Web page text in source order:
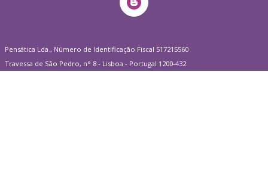
Pensática Lda., Número de Identificação Fiscal 517215560
Travessa de São Pedro, n° 8 - Lisboa - Portugal 1200-432